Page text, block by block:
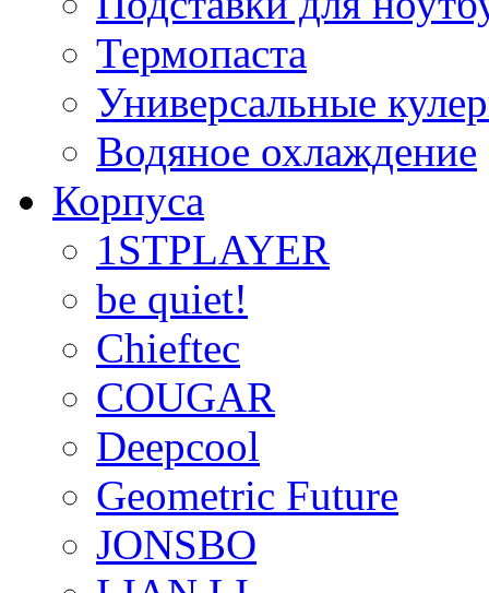
Термопаста
Универсальные
Водяное охлаждение
Корпуса
1STPLAYER
be quiet!
Chieftec
COUGAR
Deepcool
Geometric Future
JONSBO